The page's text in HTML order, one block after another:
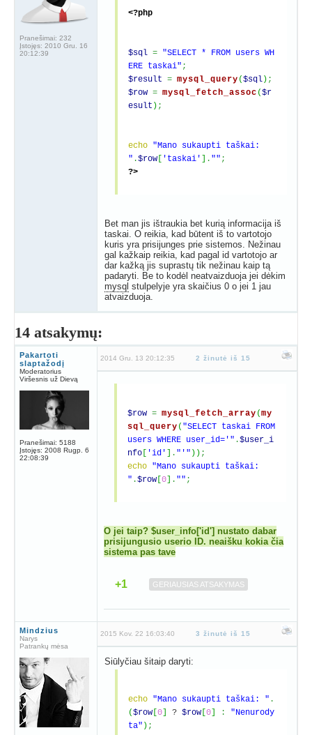
Pranešimai: 232
Įstojęs: 2010 Gru. 16
20:12:39
<?php
$sql = "SELECT * FROM users WH
ERE taskai" ;
$result = mysql_query ($sql) ;
$row = mysql_fetch_assoc ($r
esult ) ;
echo "Mano sukaupti taškai:
" .$row[ 'taskai' ] . "" ;
?>
Bet man jis ištraukia bet kurią informacija iš
taskai. O reikia, kad būtent iš to vartotojo
kuris yra prisijunges prie sistemos. Nežinau
gal kažkaip reikia, kad pagal id vartotojo ar
dar kažką jis suprastų tik nežinau kaip tą
padaryti. Be to kodėl neatvaizduoja jei dėkim
mysql stulpelyje yra skaičius 0 o jei 1 jau
atvaizduoja.
14 atsakymų:
Pakartoti
slaptažodį
Moderatorius
Viršesnis už Dievą
Pranešimai: 5188
Įstojęs: 2008 Rugp. 6
22:08:39
2014 Gru. 13 20:12:35 2 žinutė iš 15
$row = mysql_fetch_array (my
sql_query ( "SELECT taskai FROM
users WHERE user_id='" .$user_i
nfo[ 'id' ] . "'" ) ) ;
echo "Mano sukaupti taškai:
" .$row[0] . "" ;
O jei taip? $user_info['id'] nustato dabar
prisijungusio userio ID. neaišku kokia čia
sistema pas tave
+1 GERIAUSIAS ATSAKYMAS
Mindzius
Narys
Patrankų mėsa
2015 Kov. 22 16:03:40 3 žinutė iš 15
Siūlyčiau šitaip daryti:
echo "Mano sukaupti taškai: " .
($row[0] ? $row[0] :
"Nenurody
ta" ) ;